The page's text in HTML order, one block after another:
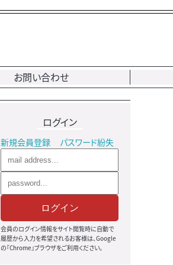
お問い合わせ
ログイン
新規会員登録 パスワード紛失
ログイン
会員のログイン情報をサイト閲覧時に自動で
履歴から入力を希望されるお客様は、Google
の『Chrome』ブラウザをご利用ください。